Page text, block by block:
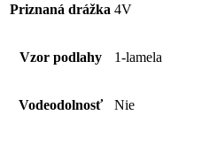
Priznaná drážka 4V
Vzor podlahy 1-lamela
Vodeodolnosť Nie